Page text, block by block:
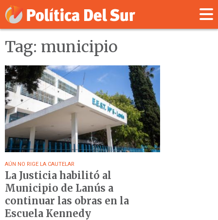
Tag: municipio
AÚN NO RIGE LA CAUTELAR
La Justicia habilitó al
Municipio de Lanús a
continuar las obras en la
Escuela Kennedy